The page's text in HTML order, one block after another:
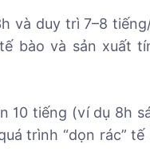
và duy trì 7–8
bào và sản xuất
10 tiếng (ví dụ 8h
trình “dọn rác”